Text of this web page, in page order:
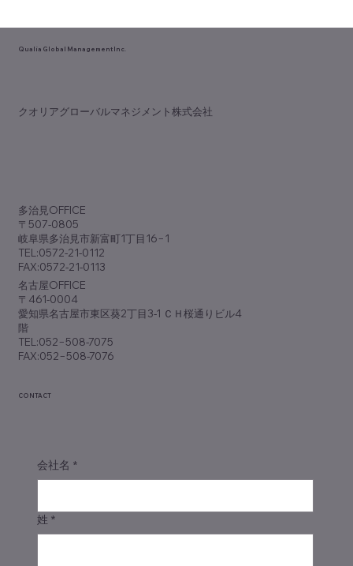
Qualia Global Management Inc.
​クオリアグローバルマネジメント株式会社
​多治見OFFICE
〒507-0805
岐阜県多治見市新富町1丁目16−1
TEL:0572-21-0112
FAX:0572-21-0113
​名古屋OFFICE
〒461-0004
愛知県名古屋市東区葵2丁目3-1 ＣＨ桜通りビル4
階
TEL:052−508-7075
FAX:052−508-7076
会社名 *
姓 *
CONTACT